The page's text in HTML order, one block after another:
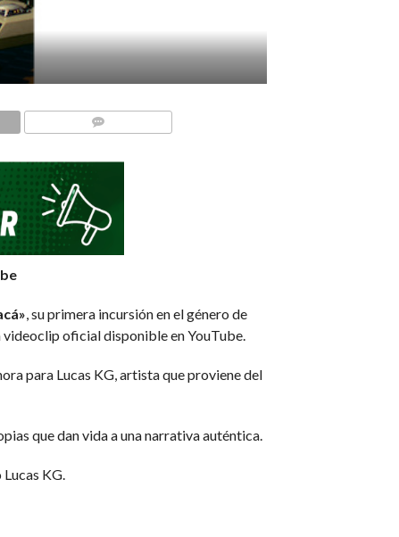
, su primera incursión en el género de
oficial disponible en YouTube.
para Lucas KG, artista que proviene del
que dan vida a una narrativa auténtica.
KG.